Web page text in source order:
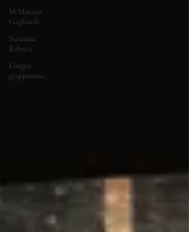
M.Matteo
Gagliardi
Susanna
Ribeca
Lingua
giapponese